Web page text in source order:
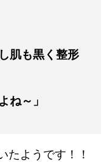
肌も黒く整形
ね～」
たようです！！